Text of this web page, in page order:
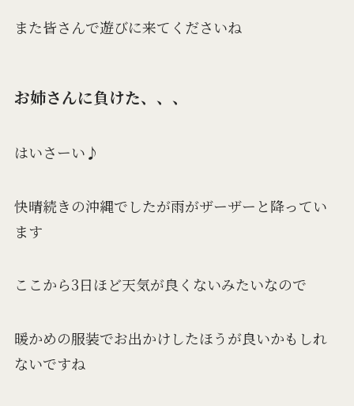
また皆さんで遊びに来てくださいね
お姉さんに負けた、、、
はいさーい♪
快晴続きの沖縄でしたが雨がザーザーと降ってい
ます
ここから3日ほど天気が良くないみたいなので
暖かめの服装でお出かけしたほうが良いかもしれ
ないですね